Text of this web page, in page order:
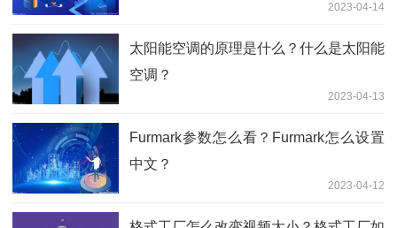
2023-04-14
太阳能空调的原理是什么？什么是太阳能
空调？
2023-04-13
Furmark参数怎么看？Furmark怎么设置
中文？
2023-04-12